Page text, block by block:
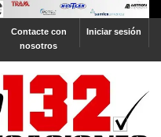
Iniciar sesión
Contacte con
nosotros